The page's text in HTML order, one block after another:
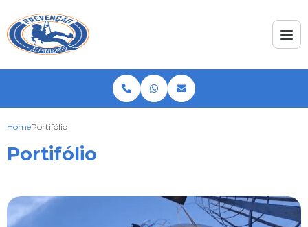
HomePortifólio
Portifólio